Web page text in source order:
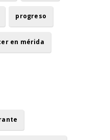
progreso
en mérida